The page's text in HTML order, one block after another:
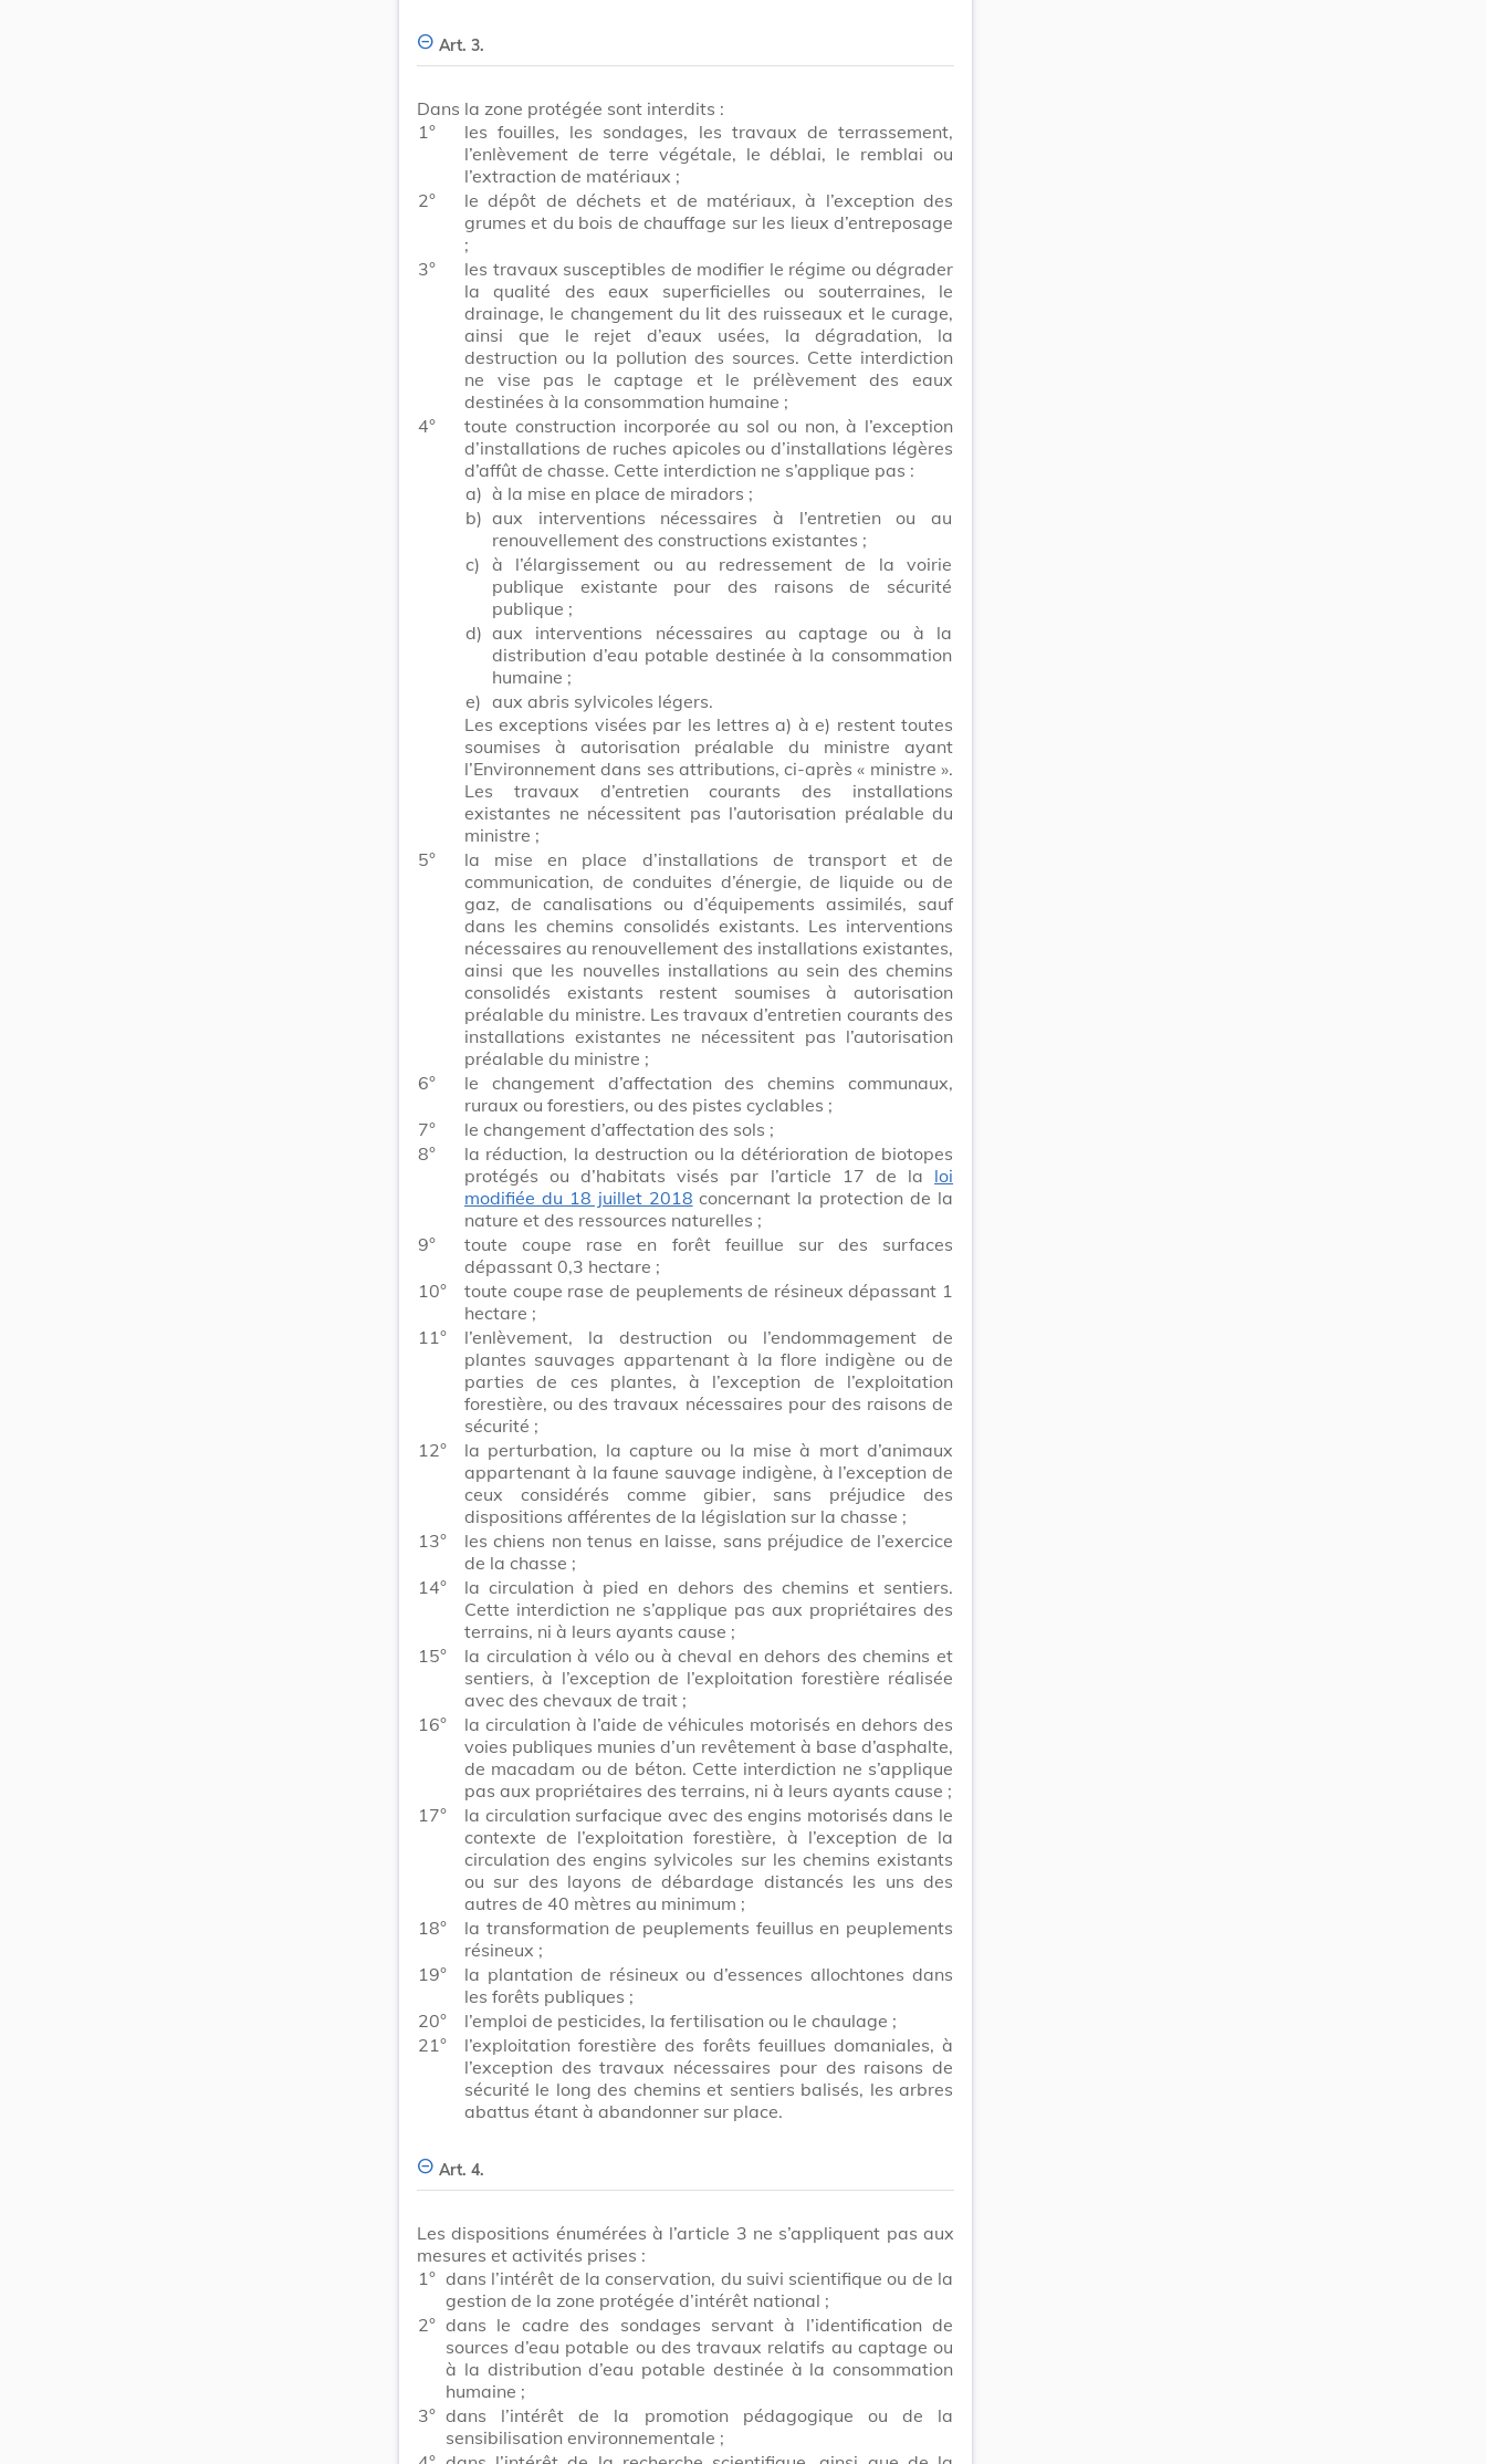
Art. 3.
Dans la zone protégée sont interdits :
1°
les fouilles, les sondages, les travaux de terrassement,
l’enlèvement de terre végétale, le déblai, le remblai ou
l’extraction de matériaux ;
2°
le dépôt de déchets et de matériaux, à l’exception des
grumes et du bois de chauffage sur les lieux d’entreposage
;
3°
les travaux susceptibles de modifier le régime ou dégrader
la qualité des eaux superficielles ou souterraines, le
drainage, le changement du lit des ruisseaux et le curage,
ainsi que le rejet d’eaux usées, la dégradation, la
destruction ou la pollution des sources. Cette interdiction
ne vise pas le captage et le prélèvement des eaux
destinées à la consommation humaine ;
4°
toute construction incorporée au sol ou non, à l’exception
d’installations de ruches apicoles ou d’installations légères
d’affût de chasse. Cette interdiction ne s’applique pas :
a) à la mise en place de miradors ;
b) aux interventions nécessaires à l’entretien ou au
renouvellement des constructions existantes ;
c) à l’élargissement ou au redressement de la voirie
publique existante pour des raisons de sécurité
publique ;
d) aux interventions nécessaires au captage ou à la
distribution d’eau potable destinée à la consommation
humaine ;
e) aux abris sylvicoles légers.
Les exceptions visées par les lettres a) à e) restent toutes
soumises à autorisation préalable du ministre ayant
l’Environnement dans ses attributions, ci-après « ministre ».
Les travaux d’entretien courants des installations
existantes ne nécessitent pas l’autorisation préalable du
ministre ;
5°
la mise en place d’installations de transport et de
communication, de conduites d’énergie, de liquide ou de
gaz, de canalisations ou d’équipements assimilés, sauf
dans les chemins consolidés existants. Les interventions
nécessaires au renouvellement des installations existantes,
ainsi que les nouvelles installations au sein des chemins
consolidés existants restent soumises à autorisation
préalable du ministre. Les travaux d’entretien courants des
installations existantes ne nécessitent pas l’autorisation
préalable du ministre ;
6°
le changement d’affectation des chemins communaux,
ruraux ou forestiers, ou des pistes cyclables ;
7°
le changement d’affectation des sols ;
8°
la réduction, la destruction ou la détérioration de biotopes
protégés ou d’habitats visés par l’article 17 de la loi
modifiée du 18 juillet 2018 concernant la protection de la
nature et des ressources naturelles ;
9°
toute coupe rase en forêt feuillue sur des surfaces
dépassant 0,3 hectare ;
10°
toute coupe rase de peuplements de résineux dépassant 1
hectare ;
11°
l’enlèvement, la destruction ou l’endommagement de
plantes sauvages appartenant à la flore indigène ou de
parties de ces plantes, à l’exception de l’exploitation
forestière, ou des travaux nécessaires pour des raisons de
sécurité ;
12°
la perturbation, la capture ou la mise à mort d’animaux
appartenant à la faune sauvage indigène, à l’exception de
ceux considérés comme gibier, sans préjudice des
dispositions afférentes de la législation sur la chasse ;
13°
les chiens non tenus en laisse, sans préjudice de l’exercice
de la chasse ;
14°
la circulation à pied en dehors des chemins et sentiers.
Cette interdiction ne s’applique pas aux propriétaires des
terrains, ni à leurs ayants cause ;
15°
la circulation à vélo ou à cheval en dehors des chemins et
sentiers, à l’exception de l’exploitation forestière réalisée
avec des chevaux de trait ;
16°
la circulation à l’aide de véhicules motorisés en dehors des
voies publiques munies d’un revêtement à base d’asphalte,
de macadam ou de béton. Cette interdiction ne s’applique
pas aux propriétaires des terrains, ni à leurs ayants cause ;
17°
la circulation surfacique avec des engins motorisés dans le
contexte de l’exploitation forestière, à l’exception de la
circulation des engins sylvicoles sur les chemins existants
ou sur des layons de débardage distancés les uns des
autres de 40 mètres au minimum ;
18°
la transformation de peuplements feuillus en peuplements
résineux ;
19°
la plantation de résineux ou d’essences allochtones dans
les forêts publiques ;
20°
l’emploi de pesticides, la fertilisation ou le chaulage ;
21°
l’exploitation forestière des forêts feuillues domaniales, à
l’exception des travaux nécessaires pour des raisons de
sécurité le long des chemins et sentiers balisés, les arbres
abattus étant à abandonner sur place.
Art. 4.
Les dispositions énumérées à l’article 3 ne s’appliquent pas aux
mesures et activités prises :
1° dans l’intérêt de la conservation, du suivi scientifique ou de la
gestion de la zone protégée d’intérêt national ;
2° dans le cadre des sondages servant à l’identification de
sources d’eau potable ou des travaux relatifs au captage ou
à la distribution d’eau potable destinée à la consommation
humaine ;
3° dans l’intérêt de la promotion pédagogique ou de la
sensibilisation environnementale ;